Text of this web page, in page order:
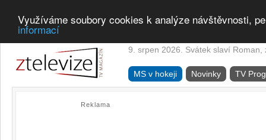
Využíváme soubory cookies k analýze návštěvnosti,
informací
9. srpen 2026. Svátek slaví Roman,
MS v hokeji Novinky TV
Reklama